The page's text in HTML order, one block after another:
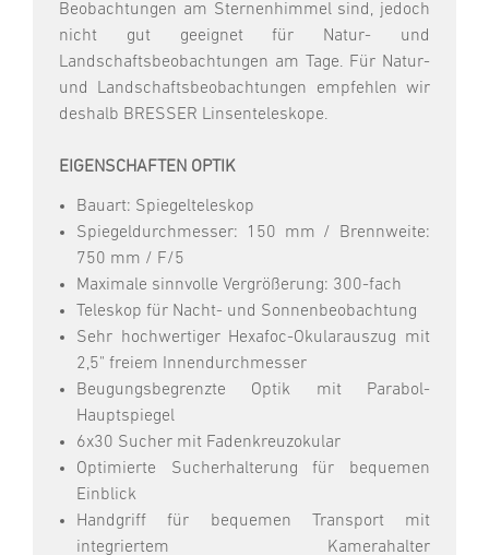
Beobachtungen am Sternenhimmel sind, jedoch
nicht gut geeignet für Natur- und
Landschaftsbeobachtungen am Tage. Für Natur-
und Landschaftsbeobachtungen empfehlen wir
deshalb BRESSER Linsenteleskope.
EIGENSCHAFTEN OPTIK
Bauart: Spiegelteleskop
Spiegeldurchmesser: 150 mm / Brennweite:
750 mm / F/5
Maximale sinnvolle Vergrößerung: 300-fach
Teleskop für Nacht- und Sonnenbeobachtung
Sehr hochwertiger Hexafoc-Okularauszug mit
2,5" freiem Innendurchmesser
Beugungsbegrenzte Optik mit Parabol-
Hauptspiegel
6x30 Sucher mit Fadenkreuzokular
Optimierte Sucherhalterung für bequemen
Einblick
Handgriff für bequemen Transport mit
integriertem Kamerahalter